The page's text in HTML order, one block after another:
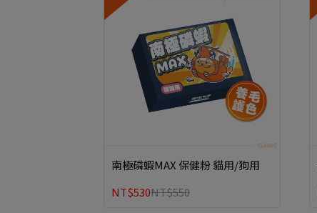
南極磷蝦MAX 保健粉 貓用/狗用
NT$530NT$550